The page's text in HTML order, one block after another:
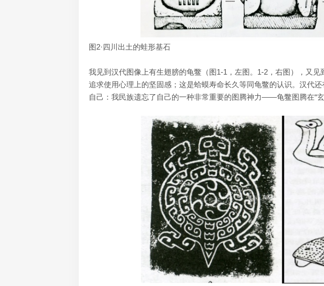
图2·四川出土的蛙形基石
我见到汉代图像上有生翅膀的龟鳖（图1-1，左图。1-2，右图），又
追求使用心理上的坚固感；这是蛤蟆寿命长久等同龟鳖的认识。汉代
自己：我民族遗忘了自己的一种非常重要的图腾神力——龟鳖图腾在“玄